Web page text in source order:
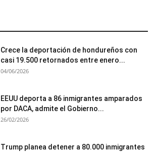
Crece la deportación de hondureños con
casi 19.500 retornados entre enero...
04/06/2026
EEUU deporta a 86 inmigrantes amparados
por DACA, admite el Gobierno...
26/02/2026
Trump planea detener a 80.000 inmigrantes